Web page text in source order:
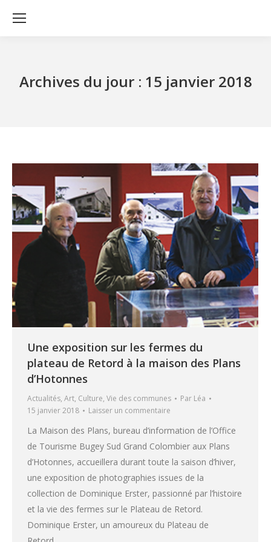
Archives du jour : 15 janvier 2018
Une exposition sur les fermes du
plateau de Retord à la maison des Plans
d’Hotonnes
Actualités, Art, Culture, Vie des communes Par Léa
15 janvier 2018
Laisser un commentaire
La Maison des Plans, bureau d’information de l’Office
de Tourisme Bugey Sud Grand Colombier aux Plans
d’Hotonnes, accueillera durant toute la saison d’hiver,
une exposition de photographies issues de la
collection de Dominique Erster, passionné par l’histoire
et la vie des fermes sur le Plateau de Retord.
Dominique Erster, un amoureux du Plateau de